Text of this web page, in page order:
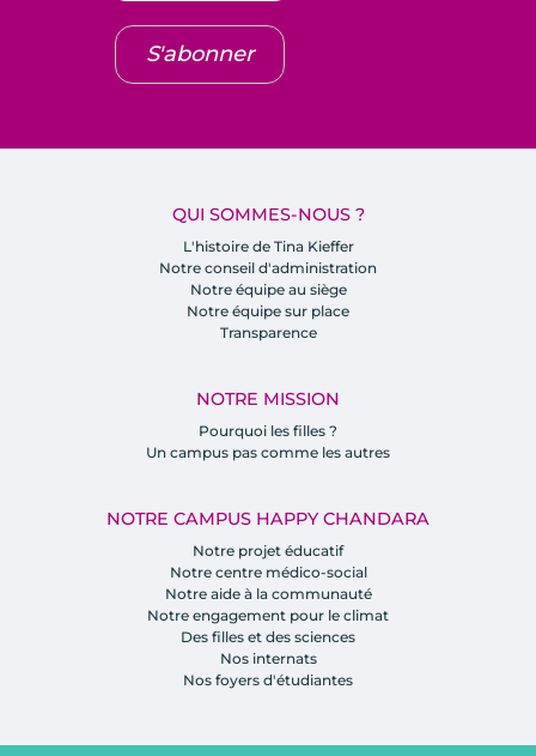
QUI SOMMES-NOUS ?
L'histoire de Tina Kieffer
Notre conseil d'administration
Notre équipe au siège
Notre équipe sur place
Transparence
NOTRE MISSION
Pourquoi les filles ?
Un campus pas comme les autres
NOTRE CAMPUS HAPPY CHANDARA
Notre projet éducatif
Notre centre médico-social
Notre aide à la communauté
Notre engagement pour le climat
Des filles et des sciences
Nos internats
Nos foyers d'étudiantes
S'abonner